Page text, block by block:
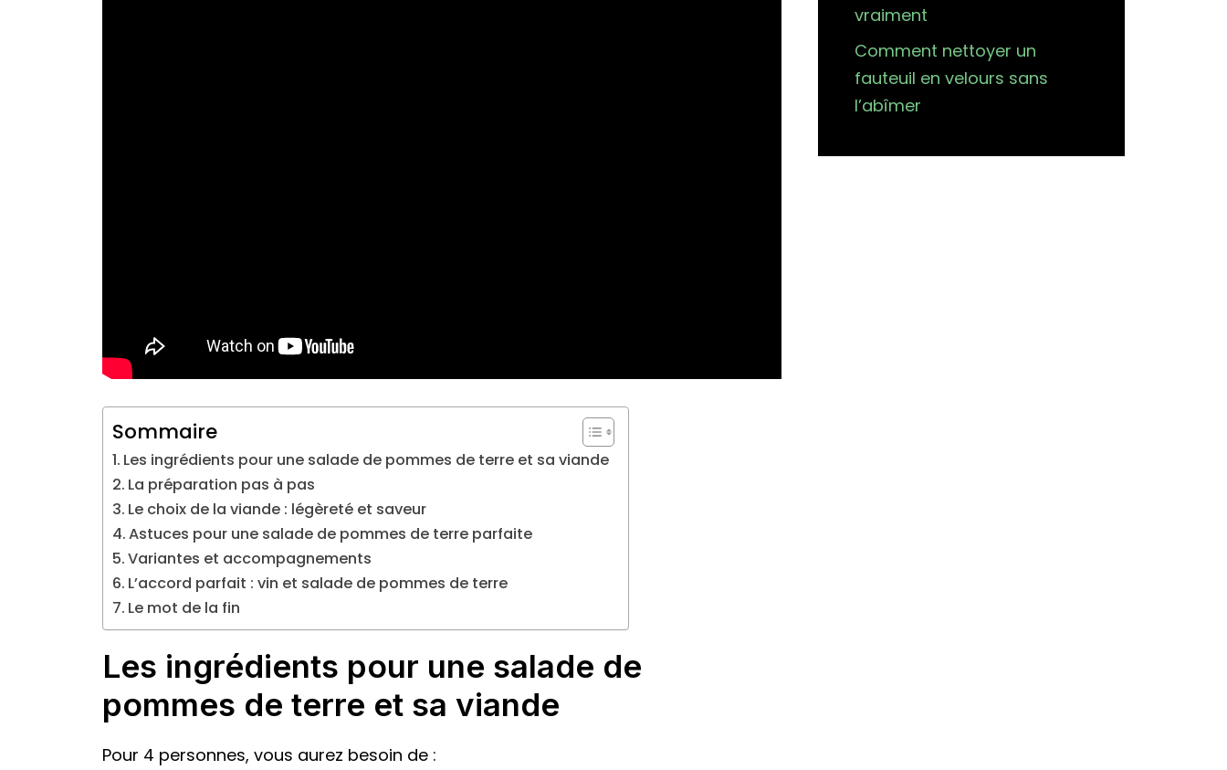
Sommaire
Les ingrédients pour une salade de pommes de terre et sa viande
La préparation pas à pas
Le choix de la viande : légèreté et saveur
Astuces pour une salade de pommes de terre parfaite
Variantes et accompagnements
L’accord parfait : vin et salade de pommes de terre
Le mot de la fin
Les ingrédients pour une salade de
pommes de terre et sa viande
Pour 4 personnes, vous aurez besoin de :
vraiment
Comment nettoyer un
fauteuil en velours sans
l’abîmer